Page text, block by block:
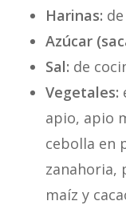
Harinas:
Azúcar
Sal: de
Vegetales:
apio, apio
cebolla en
zanahoria,
maíz y